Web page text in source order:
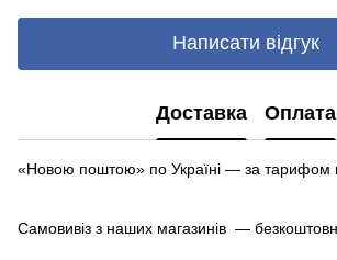
Написати відгук
Доставка Оплата
«Новою поштою» по Україні — за тарифом
Самовивіз з наших магазинів —